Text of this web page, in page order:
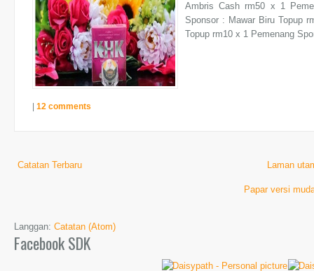
Ambris Cash rm50 x 1
Sponsor : Mawar Biru Topup
Topup rm10 x 1 Pemenang
12 comments
Catatan Terbaru Laman
Papar versi
Langgan: Catatan (Atom)
Facebook SDK